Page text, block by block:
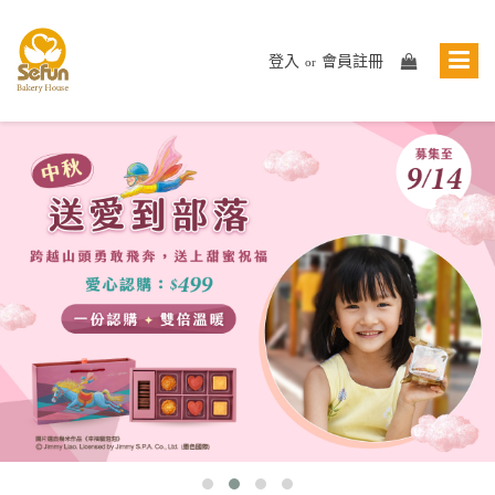
登入 or 會員註冊